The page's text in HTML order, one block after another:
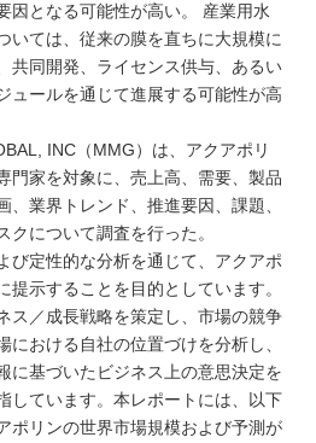
因となる可能性が高い。 産業用水
いては、従来の膜を直ちに大規模に
共同開発、ライセンス供与、あるい
ュールを通じて進展する可能性が高
INC（MMG）は、アクアポリ
門家を対象に、売上高、需要、製品
、業界トレンド、推進要因、課題、
クについて調査を行った。
び定性的な分析を通じて、アクアポ
提示することを目的としています。
ス／成長戦略を策定し、市場の競争
における自社の位置づけを分析し、
に基づいたビジネス上の意思決定を
しています。本レポートには、以下
ポリンの世界市場規模および予測が